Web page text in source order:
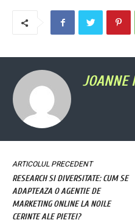
JOANNE
ARTICOLUL PRECEDENT
RESEARCH SI DIVERSITATE: CUM SE
ADAPTEAZA O AGENTIE DE
MARKETING ONLINE LA NOILE
CERINTE ALE PIETEI?